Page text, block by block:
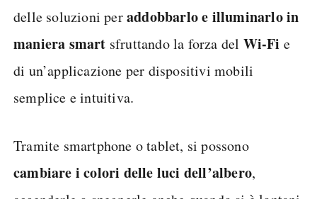
delle soluzioni peraddobbarlo e illuminarlo in
maniera smart sfruttando la forza del Wi-Fi e
di un’applicazione per dispositivi mobili
semplice e intuitiva.
Tramite smartphone o tablet, si possono
cambiare i colori delle luci dell’albero,